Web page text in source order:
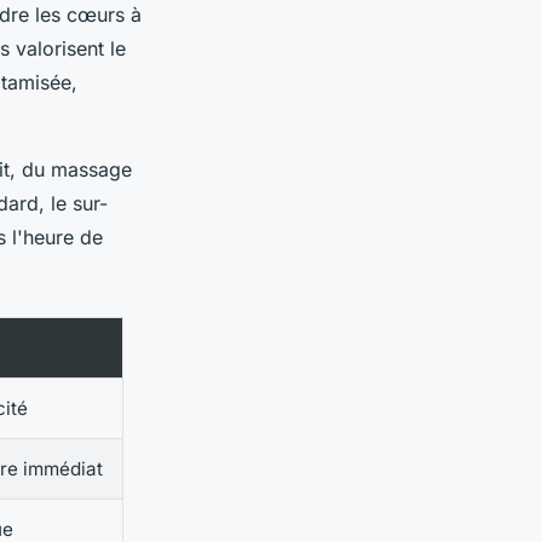
les cœurs à
valorisent le
du massage
le sur-
l'heure de
immédiat